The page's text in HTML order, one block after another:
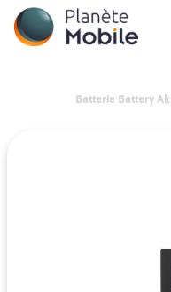
Batterie Battery